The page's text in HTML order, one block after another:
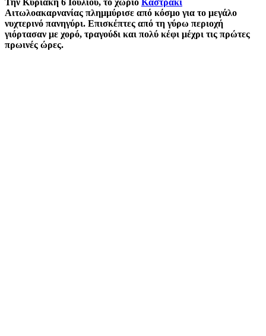
Αιτωλοακαρνανίας πλημμύρισε από κόσμο για το μεγάλο
νυχτερινό πανηγύρι. Επισκέπτες από τη γύρω περιοχή
γιόρτασαν με χορό, τραγούδι και πολύ κέφι μέχρι τις πρώτες
πρωινές ώρες.